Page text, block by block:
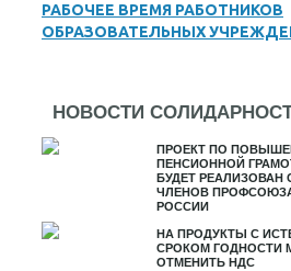
РАБОЧЕЕ ВРЕМЯ РАБОТНИКОВ
ОБРАЗОВАТЕЛЬНЫХ
НОВОСТИ
ПРОЕКТ ПО
ПЕНСИОННОЙ
БУДЕТ РЕАЛИЗОВАН
ЧЛЕНОВ
РОССИИ
НА ПРОДУКТЫ С
СРОКОМ ГОДНОСТИ
ОТМЕНИТЬ НДС